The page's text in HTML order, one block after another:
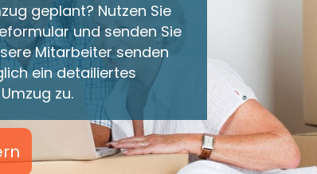
geplant? Nutzen Sie
und senden Sie
Mitarbeiter senden
ein detailiertes
zu.